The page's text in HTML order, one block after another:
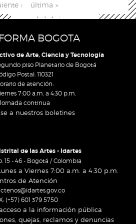
›
última »
BOGOTA
de Arte, Ciencia y Tecnología
piso Planetario de Bogotá
Postal: 110321
de atención:
7:00 a.m. a 4:30 p.m.
continua
a nuestros boletines
de las Artes - Idartes
15 - 46 - Bogotá / Colombia
a Viernes 7:00 a.m. a 4:30 p.m.
de Atención
(+57) 601 379 5750
a la información pública
quejas, reclamos y denuncias